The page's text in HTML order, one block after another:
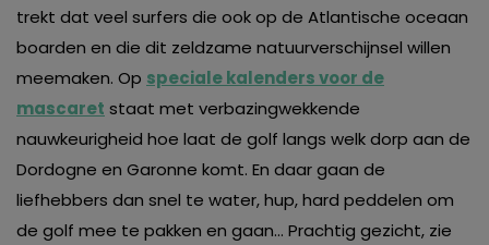
trekt dat veel surfers die ook op de Atlantische oceaan
boarden en die dit zeldzame natuurverschijnsel willen
meemaken. Op speciale kalenders voor de
mascaret staat met verbazingwekkende
nauwkeurigheid hoe laat de golf langs welk dorp aan de
Dordogne en Garonne komt. En daar gaan de
liefhebbers dan snel te water, hup, hard peddelen om
de golf mee te pakken en gaan… Prachtig gezicht, zie